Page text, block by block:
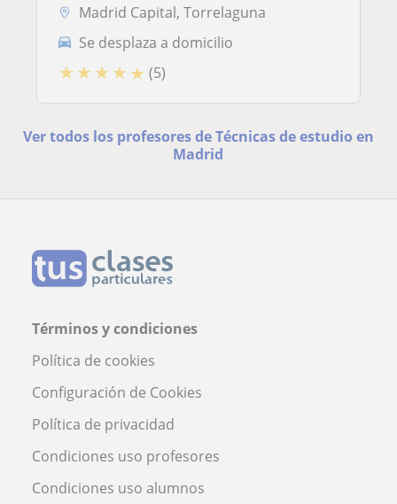
Madrid Capital, Torrelaguna
Se desplaza a domicilio
★ ★ ★ ★ ★ (5)
Ver todos los profesores de Técnicas de estudio en
Madrid
Términos y condiciones
Política de cookies
Configuración de Cookies
Política de privacidad
Condiciones uso profesores
Condiciones uso alumnos